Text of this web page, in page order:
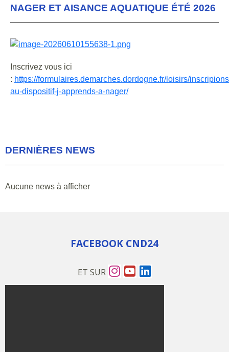
NAGER ET AISANCE AQUATIQUE ÉTÉ 2026
Inscrivez vous ici
: https://formulaires.demarches.dordogne.fr/loisirs/
au-dispositif-j-apprends-a-nager/
DERNIÈRES NEWS
Aucune news à afficher
FACEBOOK CND24
ET SUR